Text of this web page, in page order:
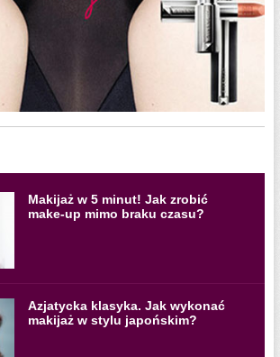
Makijaż w 5 minut! Jak zrobić
make-up mimo braku czasu?
Azjatycka klasyka. Jak wykonać
makijaż w stylu japońskim?